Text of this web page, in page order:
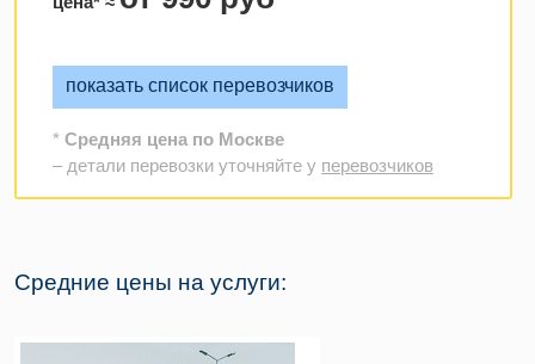
показать список перевозчиков
* Средняя цена по Москве
– детали перевозки уточняйте у перевозчиков
Средние цены на услуги: